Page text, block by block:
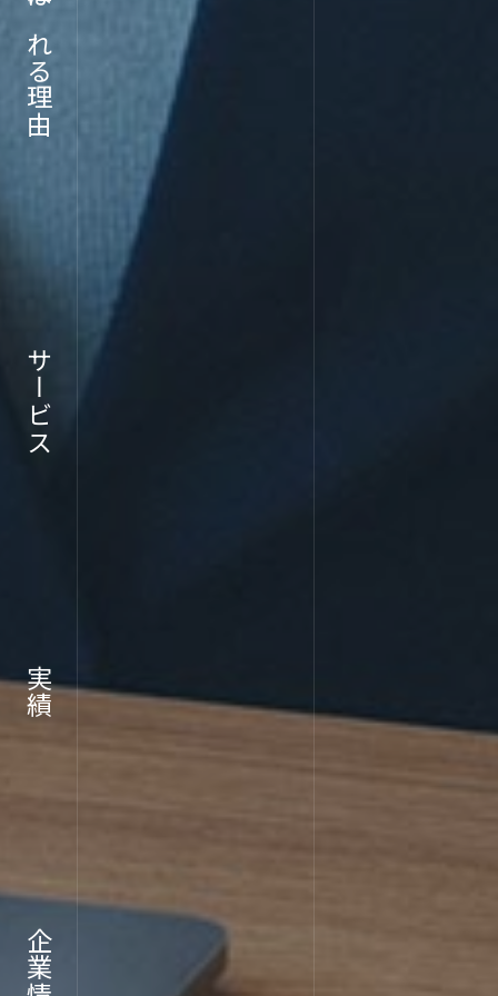
選ばれる理由
サービス
実績
企業情報